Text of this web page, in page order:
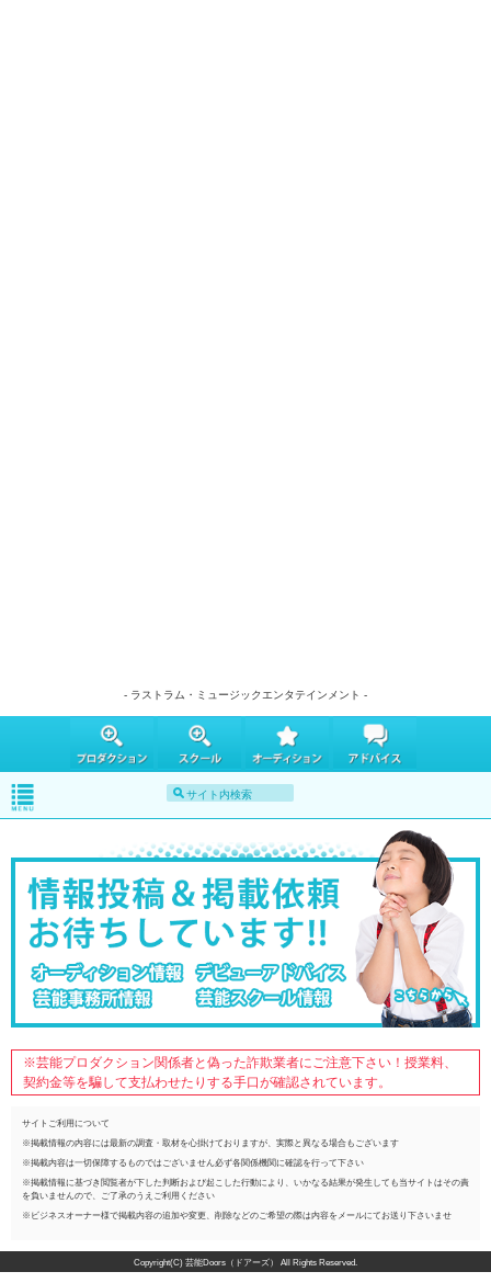
- ラストラム・ミュージックエンタテインメント -
※芸能プロダクション関係者と偽った詐欺業者にご注意下さい！授業料、
契約金等を騙して支払わせたりする手口が確認されています。
サイトご利用について
※掲載情報の内容には最新の調査・取材を心掛けておりますが、実際と異なる場合もございます
※掲載内容は一切保障するものではございません必ず各関係機関に確認を行って下さい
※掲載情報に基づき閲覧者が下した判断および起こした行動により、いかなる結果が発生しても当サイトはその責
を負いませんので、ご了承のうえご利用ください
※ビジネスオーナー様で掲載内容の追加や変更、削除などのご希望の際は内容をメールにてお送り下さいませ
Copyright(C) 芸能Doors（ドアーズ） All Rights Reserved.